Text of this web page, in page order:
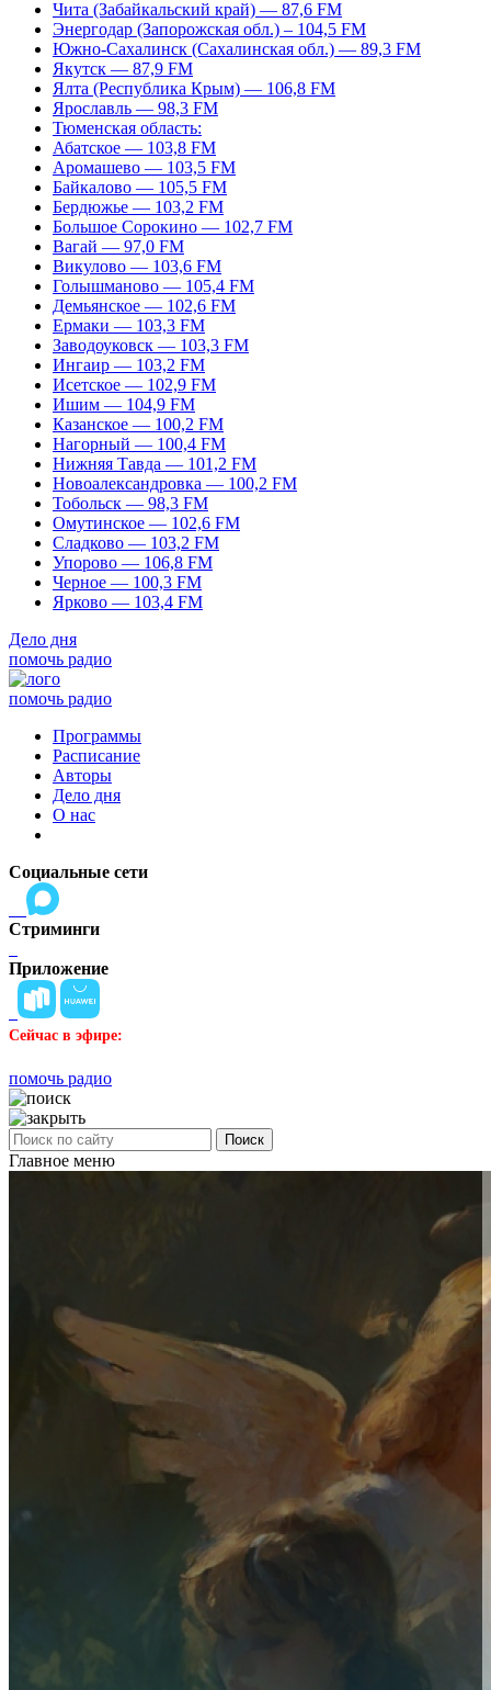
Чита (Забайкальский край) — 87,6 FM
Энергодар (Запорожская обл.) – 104,5 FM
Южно-Сахалинск (Сахалинская обл.) — 89,3 FM
Якутск — 87,9 FM
Ялта (Республика Крым) — 106,8 FM
Ярославль — 98,3 FM
Тюменская область:
Абатское — 103,8 FM
Аромашево — 103,5 FM
Байкалово — 105,5 FM
Бердюжье — 103,2 FM
Большое Сорокино — 102,7 FM
Вагай — 97,0 FM
Викулово — 103,6 FM
Голышманово — 105,4 FM
Демьянское — 102,6 FM
Ермаки — 103,3 FM
Заводоуковск — 103,3 FM
Ингаир — 103,2 FM
Исетское — 102,9 FM
Ишим — 104,9 FM
Казанское — 100,2 FM
Нагорный — 100,4 FM
Нижняя Тавда — 101,2 FM
Новоалександровка — 100,2 FM
Тобольск — 98,3 FM
Омутинское — 102,6 FM
Сладково — 103,2 FM
Упорово — 106,8 FM
Черное — 100,3 FM
Ярково — 103,4 FM
Дело дня
помочь радио
помочь радио
Программы
Расписание
Авторы
Дело дня
О нас
Социальные сети
Стриминги
Приложение
Сейчас в эфире:
помочь радио
Поиск
Главное меню